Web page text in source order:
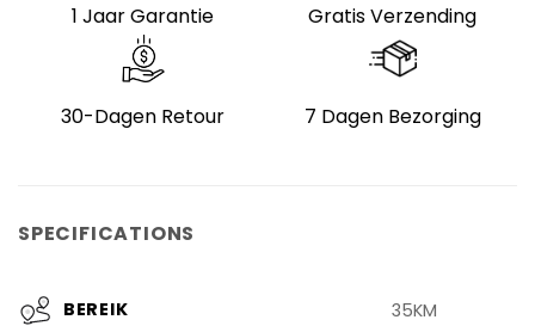
1 Jaar Garantie Gratis Verzending
30-Dagen Retour 7 Dagen Bezorging
SPECIFICATIONS
BEREIK 35KM